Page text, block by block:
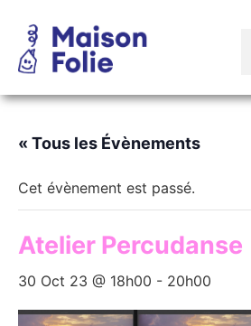
« Tous les Évènements
Cet évènement est passé.
Atelier Percudanse
30 Oct 23 @ 18h00 - 20h00